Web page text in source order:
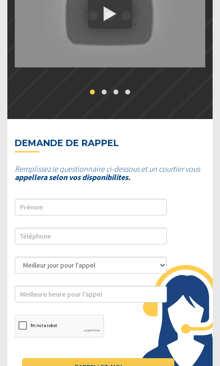
DEMANDE DE RAPPEL
Remplissez le questionnaire ci-dessous et un courtier vous
appellera selon vos disponibilites.